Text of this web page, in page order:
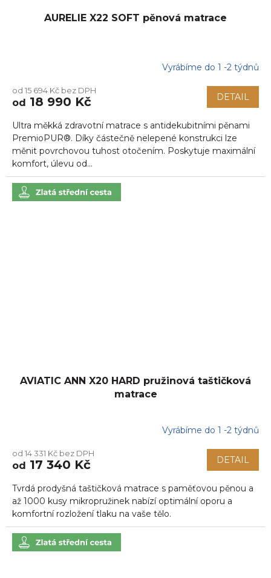
AURELIE X22 SOFT pěnová matrace
Vyrábíme do 1 -2 týdnů
od 15 694 Kč bez DPH
od 18 990 Kč DETAIL
Ultra měkká zdravotní matrace s antidekubitními pěnami
PremioPUR®. Díky částečně nelepené konstrukci lze
měnit povrchovou tuhost otočením. Poskytuje maximální
komfort, úlevu od...
AVIATIC ANN X20 HARD pružinová taštičková
matrace
Vyrábíme do 1 -2 týdnů
od 14 331 Kč bez DPH
od 17 340 Kč DETAIL
Tvrdá prodyšná taštičková matrace s paměťovou pěnou a
až 1000 kusy mikropružinek nabízí optimální oporu a
komfortní rozložení tlaku na vaše tělo.